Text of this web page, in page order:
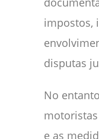
impostos,
disputas
No
e as